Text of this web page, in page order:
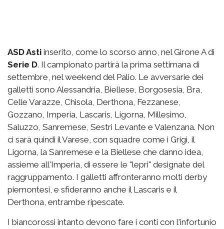
ASD Asti inserito, come lo scorso anno, nel Girone A di
Serie D. Il campionato partirà la prima settimana di
settembre, nel weekend del Palio. Le avversarie dei
galletti sono Alessandria, Biellese, Borgosesia, Bra,
Celle Varazze, Chisola, Derthona, Fezzanese,
Gozzano, Imperia, Lascaris, Ligorna, Millesimo,
Saluzzo, Sanremese, Sestri Levante e Valenzana. Non
ci sarà quindi il Varese, con squadre come i Grigi, il
Ligorna, la Sanremese e la Biellese che danno idea,
assieme all'Imperia, di essere le "lepri" designate del
raggruppamento. I galletti affronteranno molti derby
piemontesi, e sfideranno anche il Lascaris e il
Derthona, entrambe ripescate.
I biancorossi intanto devono fare i conti con l'infortunio